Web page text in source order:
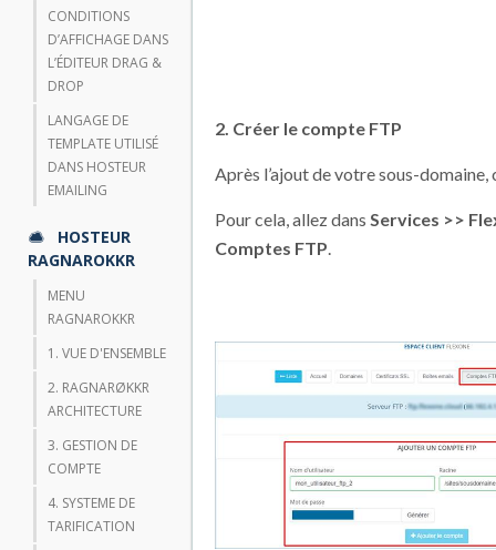
CONDITIONS
D’AFFICHAGE DANS
L’ÉDITEUR DRAG &
DROP
LANGAGE DE
TEMPLATE UTILISÉ
DANS HOSTEUR
EMAILING
HOSTEUR
RAGNAROKKR
MENU
RAGNAROKKR
1. VUE D'ENSEMBLE
2. RAGNARØKKR
ARCHITECTURE
3. GESTION DE
COMPTE
4. SYSTEME DE
TARIFICATION
2. Créer le compte FTP
Après l’ajout de votre sous-domaine,
Pour cela, allez dans Services >>
Comptes FTP